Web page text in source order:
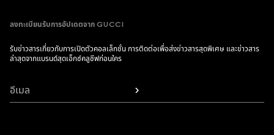
ลงทะเบียนรับการอัปเดตจาก GUCCI
รับข่าวสารเกี่ยวกับการเปิดตัวคอลเล็กชั่น การติดต่อเพื่อส่งข่าวสารสุดพิเศษ และข่าวสาร
ล่าสุดจากแบรนด์สุดเอ็กซ์คลูซีฟก่อนใคร
อีเมล